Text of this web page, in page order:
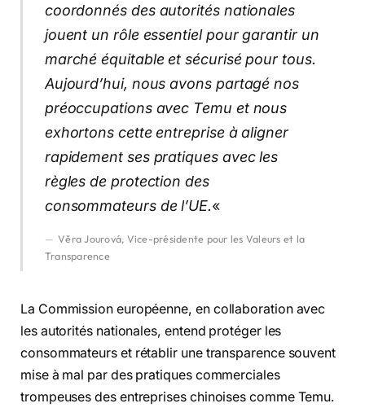
coordonnés des autorités nationales
jouent un rôle essentiel pour garantir un
marché équitable et sécurisé pour tous.
Aujourd’hui, nous avons partagé nos
préoccupations avec Temu et nous
exhortons cette entreprise à aligner
rapidement ses pratiques avec les
règles de protection des
consommateurs de l’UE.«
Věra Jourová, Vice-présidente pour les Valeurs et la
Transparence
La Commission européenne, en collaboration avec
les autorités nationales, entend protéger les
consommateurs et rétablir une transparence souvent
mise à mal par des pratiques commerciales
trompeuses des entreprises chinoises comme Temu.